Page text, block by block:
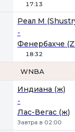
17:13
Реал М
-
Фенербахче
18:32
WNBA
Индиана (ж)
-
Лас-Вегас (ж)
Завтра в 02:00